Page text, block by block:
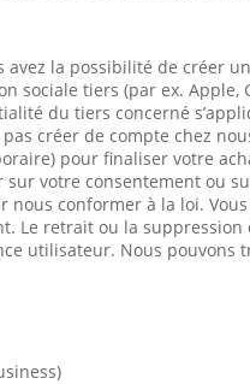
avez la possibilité de créer
sociale tiers (par ex. Apple,
du tiers concerné
créer de compte chez
pour finaliser votre
votre consentement ou
nous conformer à la loi.
Le retrait ou la
utilisateur. Nous pouvons